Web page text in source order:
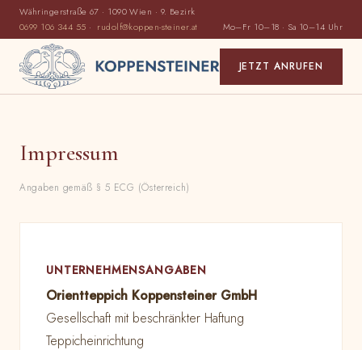
Währingerstraße 67 · 1090 Wien · 9. Bezirk
0699 106 344 55 · rudolf@koppen-steiner.at Mo–Fr 10–18 · Sa 10–14 Uhr
JETZT ANRUFEN
Impressum
Angaben gemäß § 5 ECG (Österreich)
UNTERNEHMENSANGABEN
Orientteppich Koppensteiner GmbH
Gesellschaft mit beschränkter Haftung
Teppicheinrichtung